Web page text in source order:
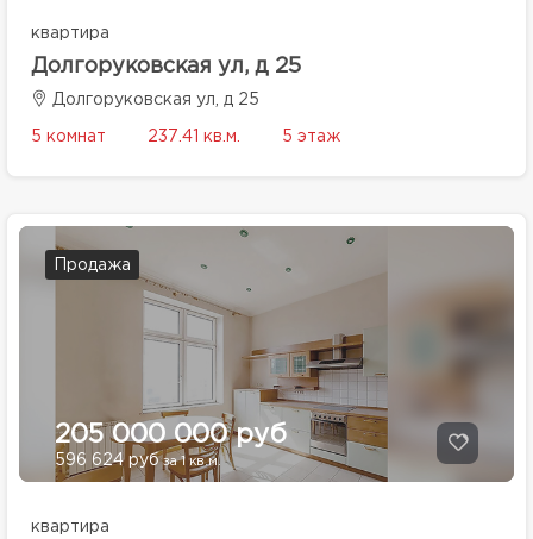
квартира
Долгоруковская ул, д 25
Долгоруковская ул, д 25
5 комнат 237.41 кв.м. 5 этаж
Продажа
205 000 000 руб
596 624 рубза 1 кв.м.
квартира